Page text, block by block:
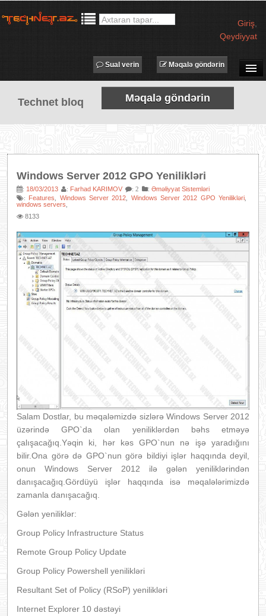
Giriş
Qeydiyyat
SUAL-CAVAB
TECHNET TV
MƏQALƏLƏR
AVADANLIQLAR
XƏBƏRLƏR
Məqalə göndərin
Sual verin
Technet bloq Məqalə göndərin
Windows Server 2012 GPO Yenilikləri
: 18/03/2013 : Farhad KARIMOV : 2 : Əməliyyat Sistemləri
: Features Windows Server 2012 Windows Server 2012 GPO Yenilikləri
windows servers
8133
Salam Dostlar, bu məqaləmizdə sizlərə Windows Server 2012
üzərində GPO`da olan yeniliklərdən bəhs etməyə
çalışacağıq.Yəqin ki, hər kəs GPO`nun nə işə yaradığını
bilir.Ona görə də GPO`nun görə bildiyi işlər haqqında deyil,
onun Windows Server 2012 ilə gələn yeniliklərindən
danışacağıq.Gördüyü işlər haqqında isə məqalələrimizdə
zamanla danışacağıq.
Gələn yeniliklər:
Group Policy Infrastructure Status
Remote Group Policy Update
Group Policy Powershell yenilikləri
Resultant Set of Policy (RSoP) yenilikləri
Internet Explorer 10 dəstəyi